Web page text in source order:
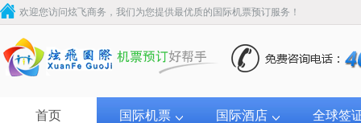
欢迎您访问炫飞商务，我们为您提供最优质的国际机票预订服务！
首页 国际机票 国际酒店 全球签